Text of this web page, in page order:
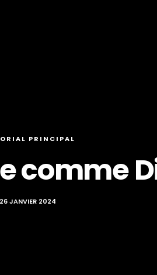
PRINCIPAL
comme
26 JANVIER 2024